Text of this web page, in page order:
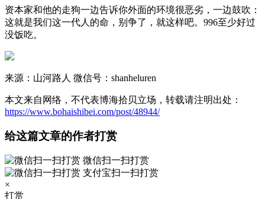
资本家和他的走狗一边告诉你外面的环境很恶劣，一边鼓吹：
这就是我们这一代人的命，别争了，就这样吧。996至少好过
没饭吃。
来源：山河路人 微信号：shanheluren
本文来自网络，不代表博海拾贝立场，转载请注明出处：
https://www.bohaishibei.com/post/48944/
给这篇文章的作者打赏
微信扫一扫打赏
支付宝扫一扫打赏
×
打赏